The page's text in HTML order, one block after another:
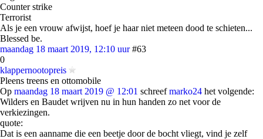
Counter strike
Terrorist
Als je een vrouw afwijst, hoef je haar niet meteen dood te schieten...
Blessed be.
maandag 18 maart 2019, 12:10 uur #63
0
klappernootopreis
Pleens treens en ottomobile
Op maandag 18 maart 2019 @ 12:01 schreefmarko24 het volgende:
Wilders en Baudet wrijven nu in hun handen zo net voor de
verkiezingen.
quote:
Dat is een aanname die een beetje door de bocht vliegt, vind je zelf